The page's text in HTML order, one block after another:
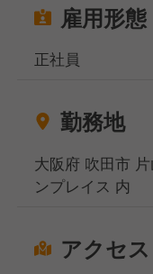
雇用形態
正社員
勤務地
大阪府 吹田市
ンプレイス 内
アクセス